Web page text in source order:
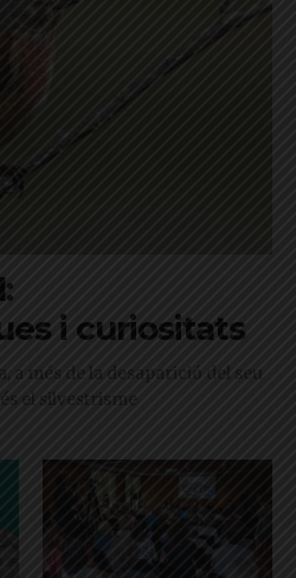
i curiositats
a més de la desaparició del seu
el silvestrisme